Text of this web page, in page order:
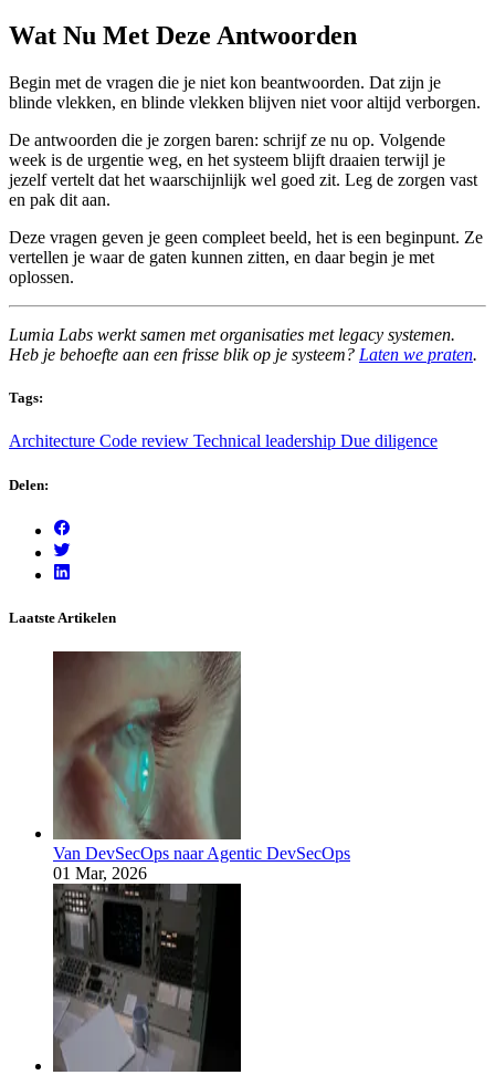
Wat Nu Met Deze Antwoorden
Begin met de vragen die je niet kon beantwoorden. Dat zijn je
blinde vlekken, en blinde vlekken blijven niet voor altijd verborgen.
De antwoorden die je zorgen baren: schrijf ze nu op. Volgende
week is de urgentie weg, en het systeem blijft draaien terwijl je
jezelf vertelt dat het waarschijnlijk wel goed zit. Leg de zorgen vast
en pak dit aan.
Deze vragen geven je geen compleet beeld, het is een beginpunt. Ze
vertellen je waar de gaten kunnen zitten, en daar begin je met
oplossen.
Lumia Labs werkt samen met organisaties met legacy systemen.
Heb je behoefte aan een frisse blik op je systeem? Laten we praten.
Tags:
Architecture Code review Technical leadership Due diligence
Delen:
Laatste Artikelen
Van DevSecOps naar Agentic DevSecOps
01 Mar, 2026